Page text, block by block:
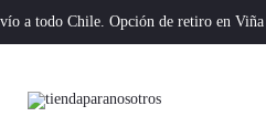
a todo Chile. Opción de retiro en Viña